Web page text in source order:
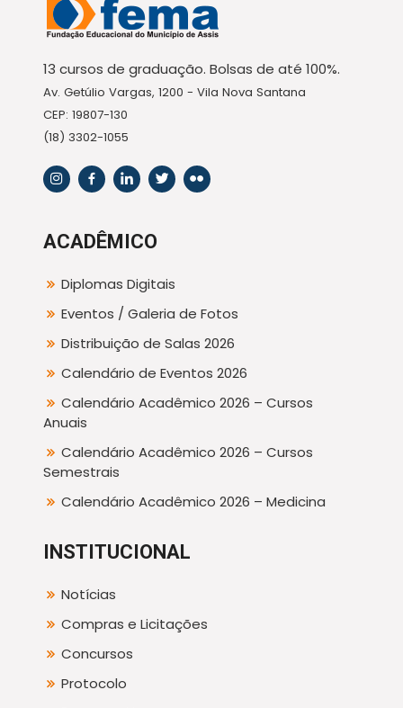
13 cursos de graduação. Bolsas de até 100%.
Av. Getúlio Vargas, 1200 - Vila Nova Santana
CEP: 19807-130
(18) 3302-1055
ACADÊMICO
Diplomas Digitais
Eventos / Galeria de Fotos
Distribuição de Salas 2026
Calendário de Eventos 2026
Calendário Acadêmico 2026 – Cursos
Anuais
Calendário Acadêmico 2026 – Cursos
Semestrais
Calendário Acadêmico 2026 – Medicina
INSTITUCIONAL
Notícias
Compras e Licitações
Concursos
Protocolo